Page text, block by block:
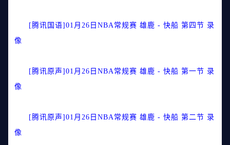
[腾讯国语]01月26日NBA常规赛 雄鹿 - 快船 第四节 录
像
[腾讯原声]01月26日NBA常规赛 雄鹿 - 快船 第一节 录
像
[腾讯原声]01月26日NBA常规赛 雄鹿 - 快船 第二节 录
像